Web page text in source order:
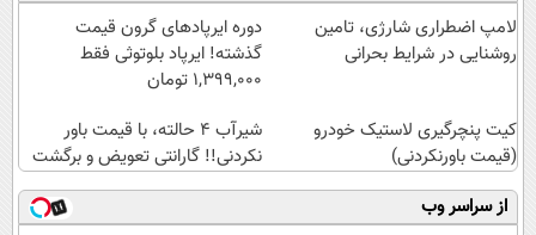
لامپ اضطراری شارژی، تامین
روشنایی در شرایط بحرانی
دوره ایرپاد‌های گرون قیمت
گذشته! ایرپاد بلوتوثی فقط
1,399,000 تومان
کیت پنچرگیری لاستیک خودرو
(قیمت باورنکردنی)
شیر‌آب ۴ حالته، با قیمت باور
نکردنی!! گارانتی تعویض و برگشت
از سراسر وب